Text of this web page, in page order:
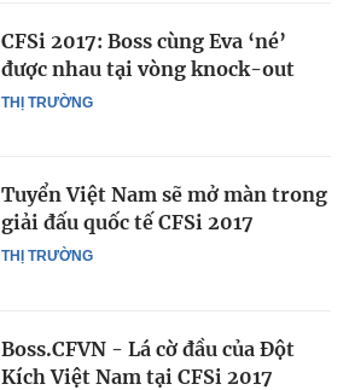
THỊ TRƯỜNG
CFSi 2017: Boss cùng Eva ‘né’
được nhau tại vòng knock-out
THỊ TRƯỜNG
Tuyển Việt Nam sẽ mở màn trong
giải đấu quốc tế CFSi 2017
Boss.CFVN - Lá cờ đầu của Đột
Kích Việt Nam tại CFSi 2017